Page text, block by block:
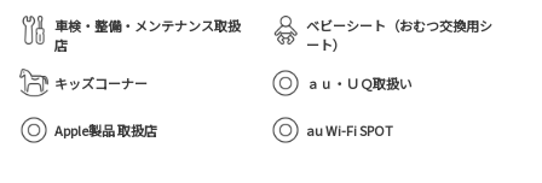
車検・整備・メンテナンス取扱
店
ベビーシート（おむつ交換用シ
ート）
キッズコーナー
ａｕ・ＵＱ取扱い
Apple製品 取扱店 au Wi-Fi SPOT